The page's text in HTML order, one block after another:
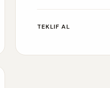
TEKLIF AL